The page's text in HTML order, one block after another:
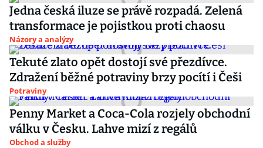
Jedna česká iluze se právě rozpadá. Zelená
transformace je pojistkou proti chaosu
Názory a analýzy
Tekuté zlato opět dostojí své přezdívce.
Zdražení běžné potraviny brzy pocítí i Češi
Potraviny
Penny Market a Coca-Cola rozjely obchodní
válku v Česku. Lahve mizí z regálů
Obchod a služby